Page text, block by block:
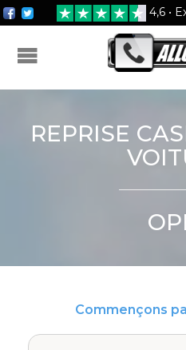
4,6 •
REPRISE
Commençons